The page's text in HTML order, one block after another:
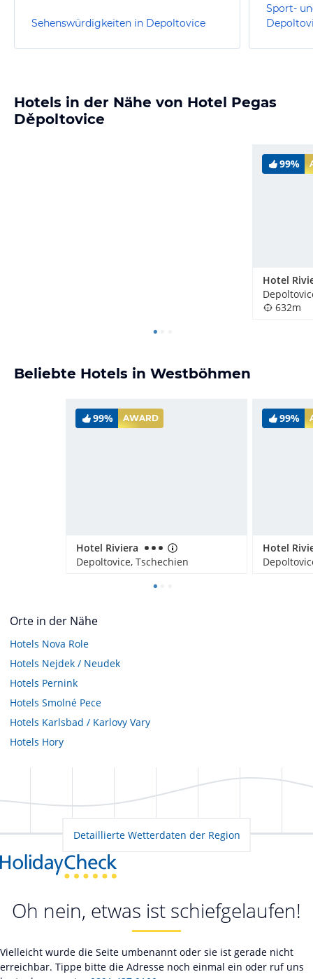
Sehenswürdigkeiten in Depoltovice
Sport-
Hotels in der Nähe von Hotel Pegas
Děpoltovice
99%
Hotel
632m
Beliebte Hotels in Westböhmen
99% AWARD
Hotel Riviera
Depoltovice, Tschechien
99%
Hotel
Orte in der Nähe
Hotels Nova Role
Hotels Nejdek / Neudek
Hotels Pernink
Hotels Smolné Pece
Hotels Karlsbad / Karlovy Vary
Hotels Hory
Detaillierte Wetterdaten der Region
Oh nein, etwas ist schiefgelaufen!
Vielleicht wurde die Seite umbenannt oder sie ist gerade nicht
erreichbar. Tippe bitte die Adresse noch einmal ein oder ruf uns